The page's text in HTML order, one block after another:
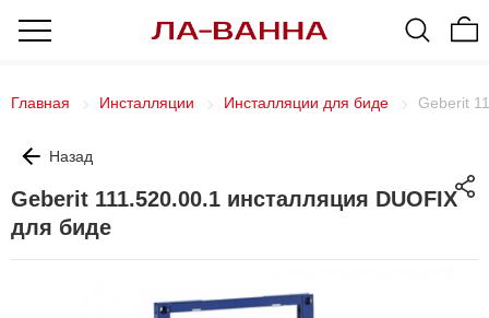
Главная Инсталляции Инсталляции для биде Geberit
Назад
Geberit 111.520.00.1 инсталляция DUOFIX
для биде